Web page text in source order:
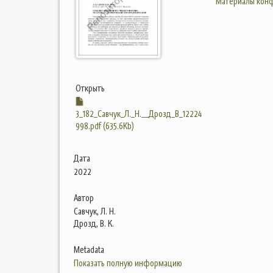
Открыть
3_182_Савчук_Л._Н.__Дрозд_В_12224
998.pdf (635.6Kb)
Дата
2022
Автор
Савчук, Л. Н.
Дрозд, В. К.
Metadata
Показать полную информацию